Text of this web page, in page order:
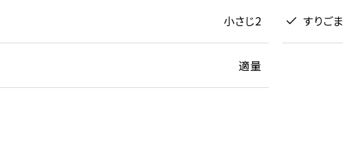
小さじ2 すりごま
適量